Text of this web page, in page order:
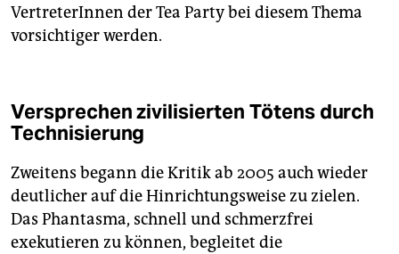
VertreterInnen der Tea Party bei diesem Thema
vorsichtiger werden.
Versprechen zivilisierten Tötens durch
Technisierung
Zweitens begann die Kritik ab 2005 auch wieder
deutlicher auf die Hinrichtungsweise zu zielen.
Das Phantasma, schnell und schmerzfrei
exekutieren zu können, begleitet die